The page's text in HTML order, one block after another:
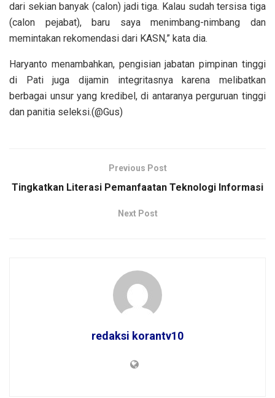
dari sekian banyak (calon) jadi tiga. Kalau sudah tersisa tiga
(calon pejabat), baru saya menimbang-nimbang dan
memintakan rekomendasi dari KASN,” kata dia.
Haryanto menambahkan, pengisian jabatan pimpinan tinggi
di Pati juga dijamin integritasnya karena melibatkan
berbagai unsur yang kredibel, di antaranya perguruan tinggi
dan panitia seleksi.(@Gus)
Previous Post
Tingkatkan Literasi Pemanfaatan Teknologi Informasi
Next Post
redaksi korantv10